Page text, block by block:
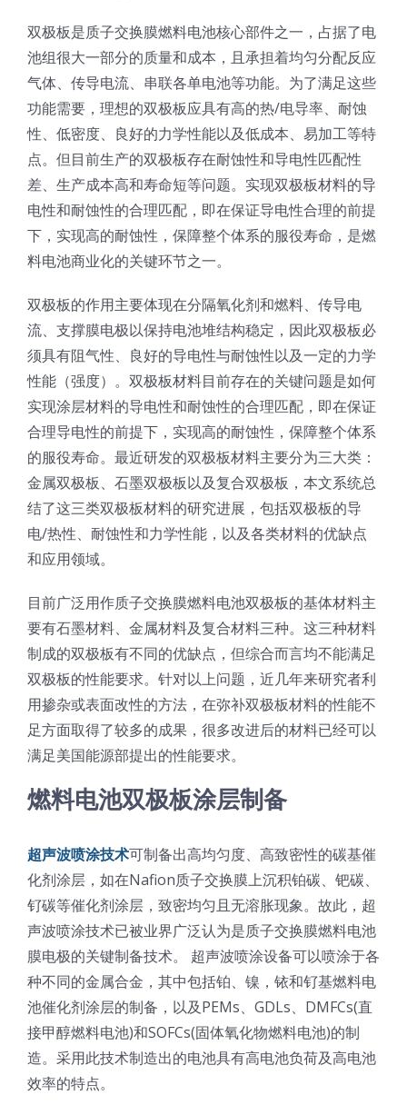
双进液
耐化学腐蚀的喷嘴
喷嘴兼容性
双极板是质子交换膜燃料电池核心部件之一，占据了电
池组很大一部分的质量和成本，且承担着均匀分配反应
气体、传导电流、串联各单电池等功能。为了满足这些
功能需要，理想的双极板应具有高的热/电导率、耐蚀
性、低密度、良好的力学性能以及低成本、易加工等特
点。但目前生产的双极板存在耐蚀性和导电性匹配性
差、生产成本高和寿命短等问题。实现双极板材料的导
电性和耐蚀性的合理匹配，即在保证导电性合理的前提
下，实现高的耐蚀性，保障整个体系的服役寿命，是燃
料电池商业化的关键环节之一。
双极板的作用主要体现在分隔氧化剂和燃料、传导电
流、支撑膜电极以保持电池堆结构稳定，因此双极板必
须具有阻气性、良好的导电性与耐蚀性以及一定的力学
性能（强度）。双极板材料目前存在的关键问题是如何
实现涂层材料的导电性和耐蚀性的合理匹配，即在保证
合理导电性的前提下，实现高的耐蚀性，保障整个体系
的服役寿命。最近研发的双极板材料主要分为三大类：
金属双极板、石墨双极板以及复合双极板，本文系统总
结了这三类双极板材料的研究进展，包括双极板的导
电/热性、耐蚀性和力学性能，以及各类材料的优缺点
和应用领域。
目前广泛用作质子交换膜燃料电池双极板的基体材料主
要有石墨材料、金属材料及复合材料三种。这三种材料
制成的双极板有不同的优缺点，但综合而言均不能满足
双极板的性能要求。针对以上问题，近几年来研究者利
用掺杂或表面改性的方法，在弥补双极板材料的性能不
足方面取得了较多的成果，很多改进后的材料已经可以
满足美国能源部提出的性能要求。
燃料电池双极板涂层制备
超声波喷涂技术可制备出高均匀度、高致密性的碳基催
化剂涂层，如在Nafion质子交换膜上沉积铂碳、钯碳、
钌碳等催化剂涂层，致密均匀且无溶胀现象。故此，超
声波喷涂技术已被业界广泛认为是质子交换膜燃料电池
膜电极的关键制备技术。 超声波喷涂设备可以喷涂于各
种不同的金属合金，其中包括铂、镍，铱和钌基燃料电
池催化剂涂层的制备，以及PEMs、GDLs、DMFCs(直
接甲醇燃料电池)和SOFCs(固体氧化物燃料电池)的制
造。采用此技术制造出的电池具有高电池负荷及高电池
效率的特点。